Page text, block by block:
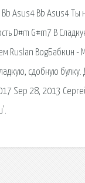
Bb Asus4 Bb Asus4
D#m G#m7 B
Ruslan BogБабкин
сдобную булку.
Sep 28, 2013